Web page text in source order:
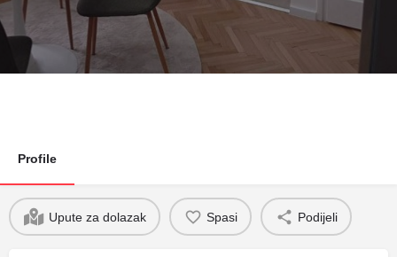
Profile
Upute za dolazak Spasi Podijeli